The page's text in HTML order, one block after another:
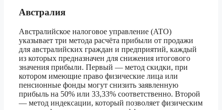
Австралия
Австралийское налоговое управление (ATO)
указывает три метода расчёта прибыли от продажи
для австралийских граждан и предприятий, каждый
из которых предназначен для снижения итогового
значения прибыли. Первый — метод скидки, при
котором имеющие право физические лица или
пенсионные фонды могут снизить заявленную
прибыль на 50% или 33,33% соответственно. Второй
— метод индексации, который позволяет физическим